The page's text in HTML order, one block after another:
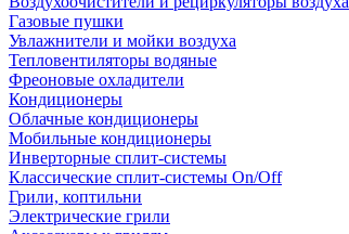
Газовые пушки
Увлажнители и мойки воздуха
Тепловентиляторы водяные
Фреоновые охладители
Кондиционеры
Облачные кондиционеры
Мобильные кондиционеры
Инверторные сплит-системы
Классические сплит-системы On/Off
Грили, коптильни
Электрические грили